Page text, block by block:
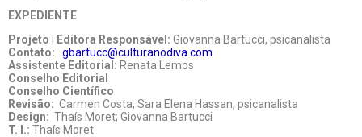
EXPEDIENTE
Projeto | Editora Responsável: Giovanna Bartucci, psicanalista
Contato: gbartucc@culturanodiva.com
Assistente Editorial: Renata Lemos
Conselho Editorial
Conselho Científico
Revisão: Carmen Costa; Sara Elena Hassan, psicanalista
Design: Thaís Moret; Giovanna Bartucci
T. I.: Thaís Moret